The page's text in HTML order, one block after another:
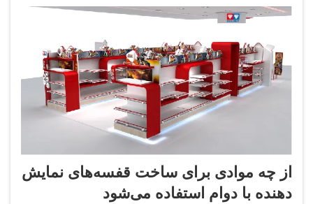
از چه موادی برای ساخت قفسه‌های نمایش
دهنده با دوام استفاده می‌شود